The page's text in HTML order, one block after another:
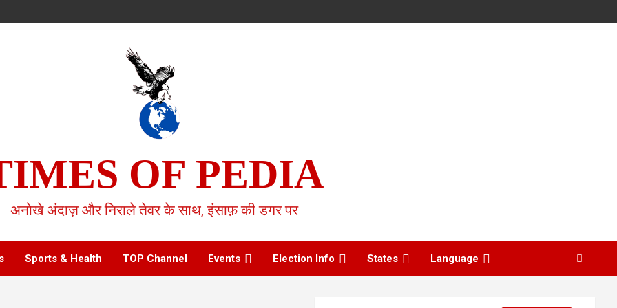
OF PEDIA
अनोखे अंदाज़ और निराले तेवर के साथ, इंसाफ़ की डगर पर
Sports & Health TOP Channel Events Election Info States Language